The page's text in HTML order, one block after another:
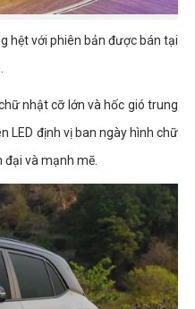
hệt với phiên bản được bán tại
nhật cỡ lớn và hốc gió trung
LED định vị ban ngày hình chữ
và mạnh mẽ.